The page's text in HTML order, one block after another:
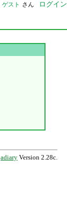
ゲスト さん ログイン
adiary Version 2.28c.